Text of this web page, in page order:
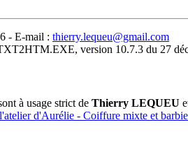
- E-mail : thierry.lequeu@gmail.com
version 10.7.3 du 27
à usage strict de Thierry LEQUEU
l'atelier d'Aurélie - Coiffure mixte et